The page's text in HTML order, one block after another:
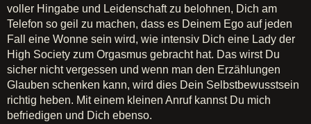
voller Hingabe und Leidenschaft zu belohnen, Dich am
Telefon so geil zu machen, dass es Deinem Ego auf jeden
Fall eine Wonne sein wird, wie intensiv Dich eine Lady der
High Society zum Orgasmus gebracht hat. Das wirst Du
sicher nicht vergessen und wenn man den Erzählungen
Glauben schenken kann, wird dies Dein Selbstbewusstsein
richtig heben. Mit einem kleinen Anruf kannst Du mich
befriedigen und Dich ebenso.